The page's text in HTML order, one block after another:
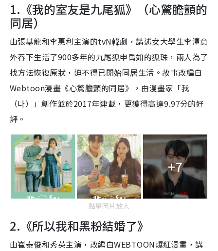
1.《我的室友是九尾狐》（心驚膽顫的
同居）
由張基龍和李惠利主演的tvN韓劇，講述女大學生李潭意
外吞下生活了900多年的九尾狐申禹如的狐珠，兩人為了
找方法恢復原狀，迫不得已開始同居生活 。故事改編自
Webtoon漫畫《心驚膽顫的同居》，由漫畫家「我
（나）」創作並於2017年連載，更獲得高達9.97分的好
評。
+7
點擊圖片放大
2.《所以我和黑粉結婚了》
由崔泰俊和秀英主演，改編自WEBTOON爆紅漫畫，講